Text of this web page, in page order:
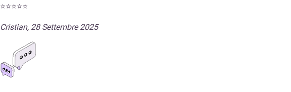
⭐⭐⭐⭐⭐
Cristian, 28 Settembre 2025